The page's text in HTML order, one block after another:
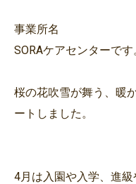
事業所名
SORAケアセンターです
桜の花吹雪が舞う、暖
ートしました。
4月は入園や入学、進